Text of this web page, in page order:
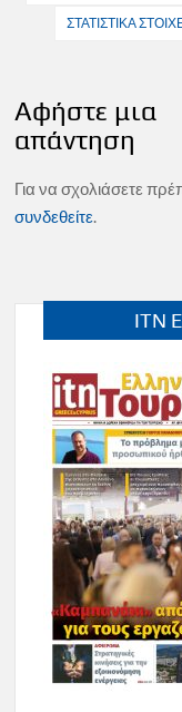
ΣΤΑΤΙΣΤΙΚΑ
Αφήστε μια
απάντηση
Για να σχολιάσετε
συνδεθείτε.
ITN